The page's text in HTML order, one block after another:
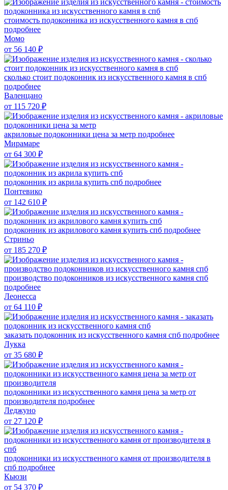
стоимость подоконника из искусственного камня в спб
подробнее
Момо
от 56 140 ₽
сколько стоит подоконник из искусственного камня в спб
подробнее
Валенцано
от 115 720 ₽
акриловые подоконники цена за метр подробнее
Мирамаре
от 64 300 ₽
подоконник из акрила купить спб подробнее
Понтевико
от 142 610 ₽
подоконник из акрилового камня купить спб подробнее
Стриньо
от 185 270 ₽
производство подоконников из искусственного камня спб
подробнее
Леонесса
от 64 110 ₽
заказать подоконник из искусственного камня спб подробнее
Лукка
от 35 680 ₽
подоконники из искусственного камня цена за метр от
производителя подробнее
Леджуно
от 27 120 ₽
подоконники из искусственного камня от производителя в
спб подробнее
Кьюзи
от 54 370 ₽